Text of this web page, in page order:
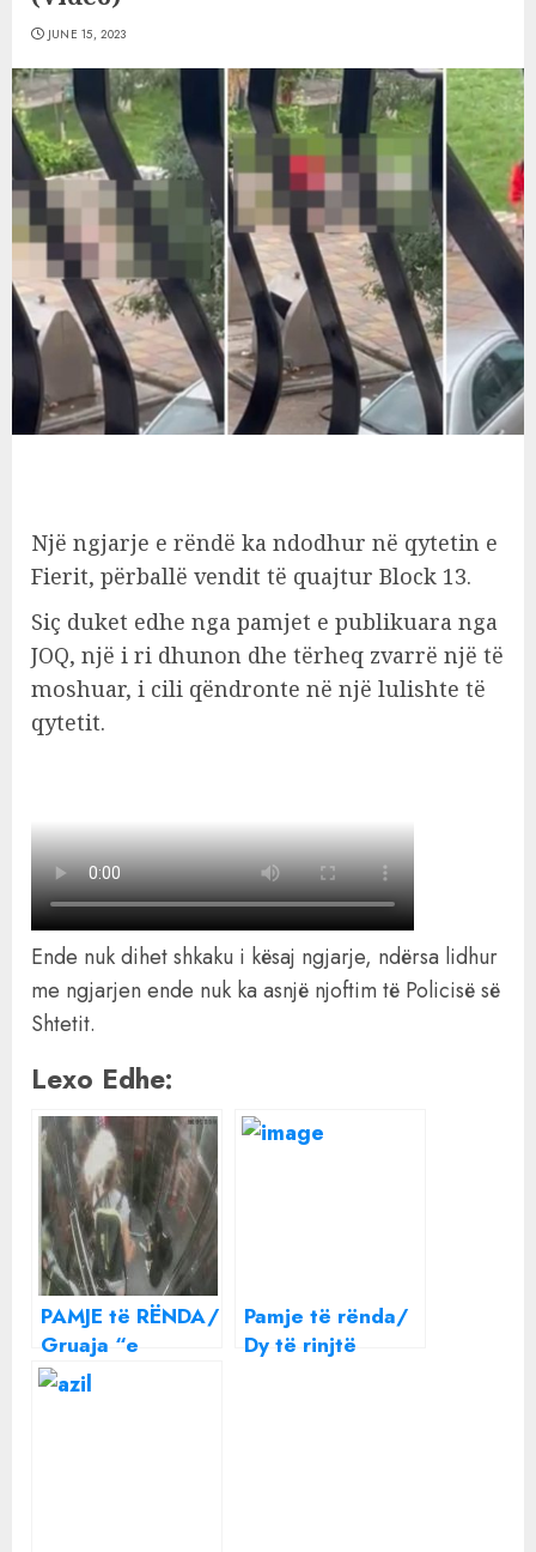
JUNE 15, 2023
Një ngjarje e rëndë ka ndodhur në qytetin e
Fierit, përballë vendit të quajtur Block 13.
Siç duket edhe nga pamjet e publikuara nga
JOQ, një i ri dhunon dhe tërheq zvarrë një të
moshuar, i cili qëndronte në një lulishte të
qytetit.
Ende nuk dihet shkaku i kësaj ngjarje, ndërsa lidhur
me ngjarjen ende nuk ka asnjë njoftim të Policisë së
Shtetit.
Lexo Edhe:
PAMJE të RËNDA/
Gruaja “e
maskuar si
Pamje të rënda/
Dy të rinjtë